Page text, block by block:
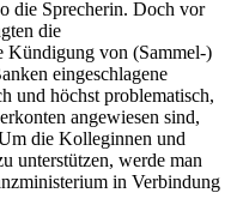
die Sprecherin. Doch vor
die
Kündigung von (Sammel-)
eingeschlagene
und höchst problematisch,
angewiesen sind,
die Kolleginnen und
unterstützen, werde man
in Verbindung